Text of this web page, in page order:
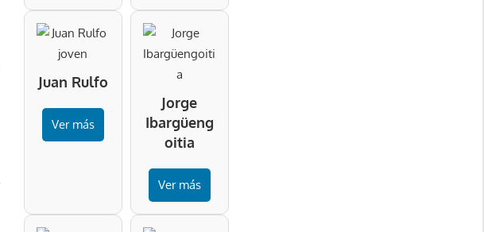
Juan Rulfo
Ver más
Jorge
Ibargüeng
oitia
Ver más